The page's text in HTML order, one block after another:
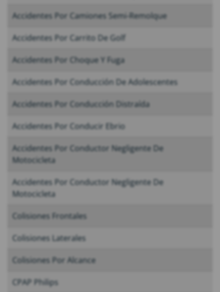
Accidentes Por Camiones Semi-Remolque
Accidentes Por Carrito De Golf
Accidentes Por Choque Y Fuga
Accidentes Por Conducción De Adolescentes
Accidentes Por Conducción Distraída
Accidentes Por Conducir Ebrio
Accidentes Por Conductor Negligente De
Motocicleta
Accidentes Por Conductor Negligente De
Motocicleta
Colisiones Frontales
Colisiones Laterales
Colisiones Por Alcance
CPAP Philips